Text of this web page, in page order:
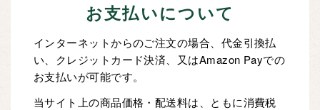
お支払いについて
インターネットからのご注文の場合、代金引換払
い、クレジットカード決済、又はAmazon Payでの
お支払いが可能です。
当サイト上の商品価格・配送料は、ともに消費税